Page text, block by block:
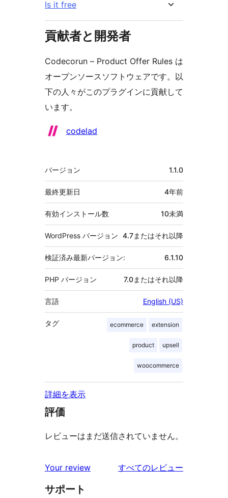
Is it free
貢献者と開発者
Codecorun – Product Offer Rules は
オープンソースソフトウェアです。以
下の人々がこのプラグインに貢献して
います。
貢
codelad
メ
タ
バージョン 1.1.0
最終更新日 4年前
有効インストール数 10未満
WordPress バージョン 4.7またはそれ以降
検証済み最新バージョン: 6.1.10
PHP バージョン 7.0またはそれ以降
言語 English (US)
タグ ecommerce extension
product upsell
woocommerce
詳細を表示
評価
レビューはまだ送信されていません。
Your review すべてのレビュー
サポート